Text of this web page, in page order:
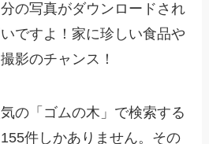
の写真がダウンロードされ
ですよ！家に珍しい食品や
影のチャンス！
の「ゴムの木」で検索する
件しかありません。その